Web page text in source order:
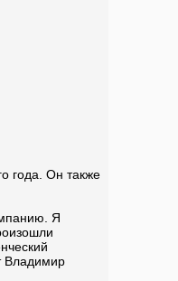
года. Он также
Я
Владимир